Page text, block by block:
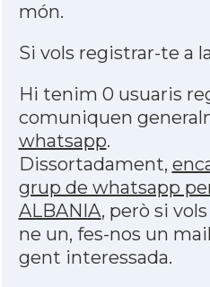
món.
Si vols registrar-te a
Hi tenim 0 usuaris
comuniquen
whatsapp.
Dissortadament,
grup de whatsapp
ALBANIA, però si
ne un, fes-nos un
gent interessada.